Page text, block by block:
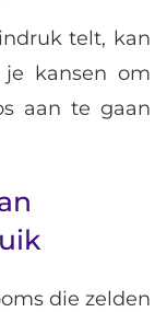
telt, kan
je kansen om
aan te gaan
die zelden